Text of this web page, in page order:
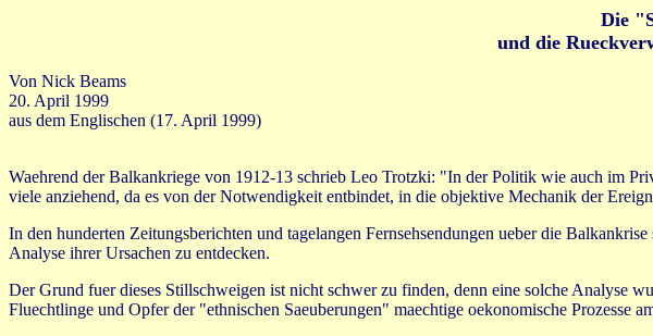
Die
und die
Von Nick Beams
20. April 1999
aus dem Englischen (17. April 1999)
Waehrend der Balkankriege von 1912-13 schrieb Leo Trotzki: "In der Politik wie auch im
viele anziehend, da es von der Notwendigkeit entbindet, in die objektive Mechanik der
In den hunderten Zeitungsberichten und tagelangen Fernsehsendungen ueber die
Analyse ihrer Ursachen zu entdecken.
Der Grund fuer dieses Stillschweigen ist nicht schwer zu finden, denn eine solche Analyse
Fluechtlinge und Opfer der "ethnischen Saeuberungen" maechtige oekonomische Prozesse